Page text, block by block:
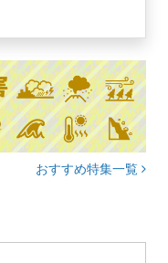
おすすめ特集一覧